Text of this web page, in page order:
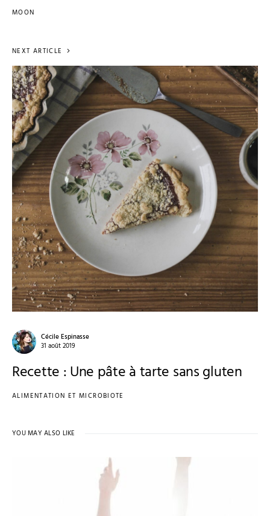
MOON
NEXT ARTICLE
Cécile Espinasse
31 août 2019
Recette : Une pâte à tarte sans gluten
ALIMENTATION ET MICROBIOTE
YOU MAY ALSO LIKE